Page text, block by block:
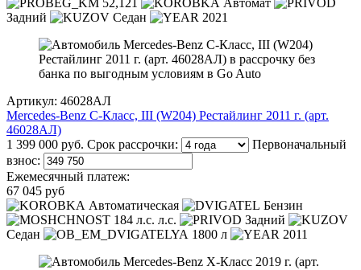
52,121
Автомат
Задний
Седан 2021
Артикул: 46028АЛ
Mercedes-Benz C-Класс, III (W204) Рестайлинг 2011 г. (арт.
46028АЛ)
1 399 000 руб. Срок рассрочки:
Первоначальный
взнос:
Ежемесячный платеж:
67 045 руб
Автоматическая
Бензин
184 л.с. л.с.
Задний
Седан
1800 л 2011